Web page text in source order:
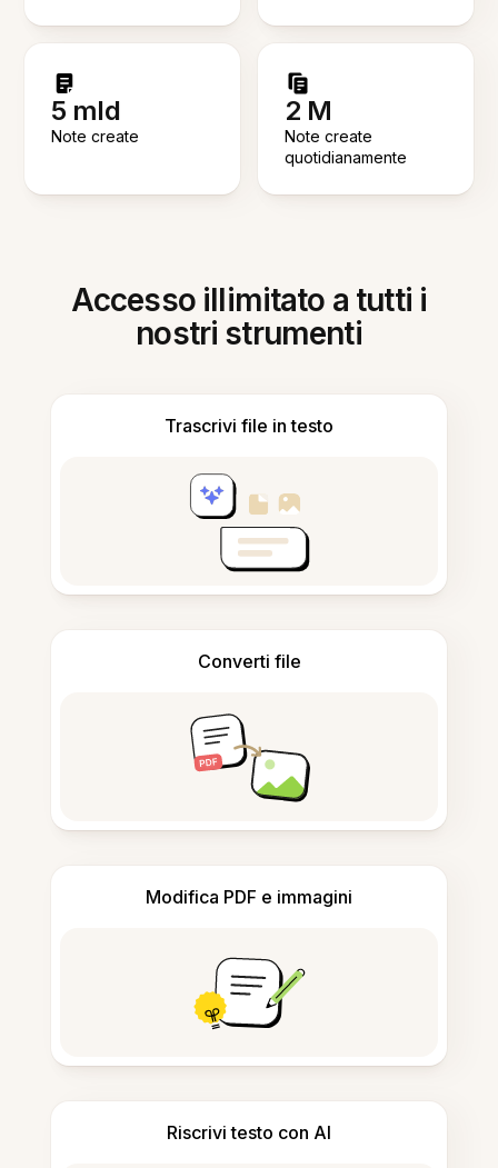
5 mld
Note create
2 M
Note create
quotidianamente
Accesso illimitato a tutti i
nostri strumenti
Trascrivi file in testo
Converti file
Modifica PDF e immagini
Riscrivi testo con AI